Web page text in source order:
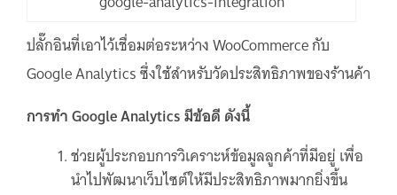
ปลั๊กอินที่เอาไว้เชื่อมต่อระหว่าง WooCommerce กับ
Google Analytics ซึ่งใช้สำหรับวัดประสิทธิภาพของร้านค้า
การทำ Google Analytics มีข้อดี ดังนี้
ช่วยผู้ประกอบการวิเคราะห์ข้อมูลลูกค้าที่มีอยู่ เพื่อ
นำไปพัฒนาเว็บไซต์ให้มีประสิทธิภาพมากยิ่งขึ้น